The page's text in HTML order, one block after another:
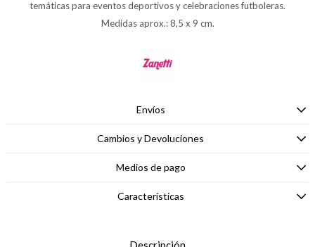
temáticas para eventos deportivos y celebraciones futboleras.
Medidas aprox.: 8,5 x 9 cm.
Envíos
Cambios y Devoluciones
Medios de pago
Características